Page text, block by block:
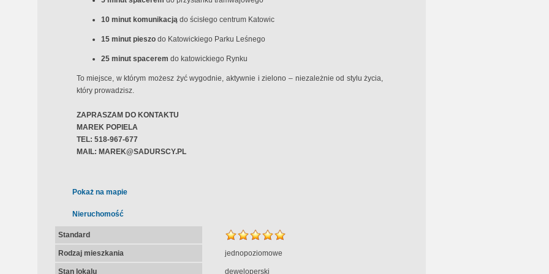
10 minut komunikacjądo ścisłego centrum Katowic
15 minut pieszodo Katowickiego Parku Leśnego
25 minut spacerem do katowickiego Rynku
To miejsce, w którym możesz żyć wygodnie, aktywnie i zielono – niezależnie od stylu życia,
który prowadzisz.
ZAPRASZAM DO KONTAKTU
MAREK POPIELA
TEL: 518-967-677
MAIL: MAREK@SADURSCY.PL
Pokaż na mapie
Nieruchomość
Standard
Rodzaj mieszkania jednopoziomowe
Stan lokalu deweloperski